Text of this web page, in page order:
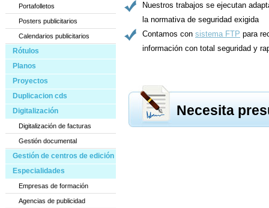
Portafolletos
Posters publicitarios
Calendarios publicitarios
Rótulos
Planos
Proyectos
Duplicacion cds
Digitalización
Digitalización de facturas
Gestión documental
Gestión de centros de edición
Especialidades
Empresas de formación
Agencias de publicidad
Nuestros trabajos se ejecutan
la normativa de seguridad exigida
Contamos con sistema FTP para
información con total seguridad y
Necesita